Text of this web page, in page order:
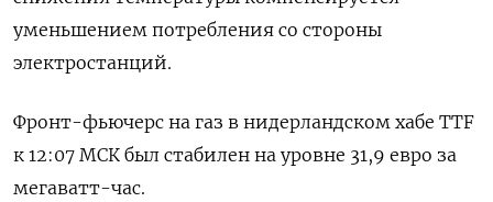
уменьшением потребления со стороны
электростанций.
Фронт-фьючерс на газ в нидерландском хабе TTF
к 12:07 МСК был стабилен на уровне 31,9 евро за
мегаватт-час.